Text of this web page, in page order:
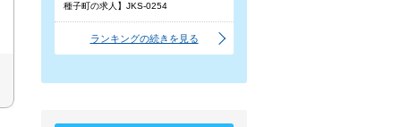
種子町の求人】JKS-0254
ランキングの続きを見る